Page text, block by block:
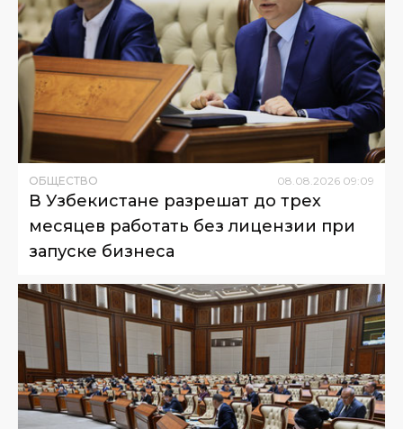
ОБЩЕСТВО 08 08 2026 09:09
В Узбекистане разрешат до трех
месяцев работать без лицензии при
запуске бизнеса